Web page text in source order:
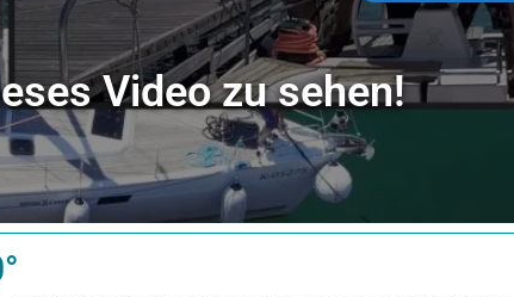
Video zu sehen!